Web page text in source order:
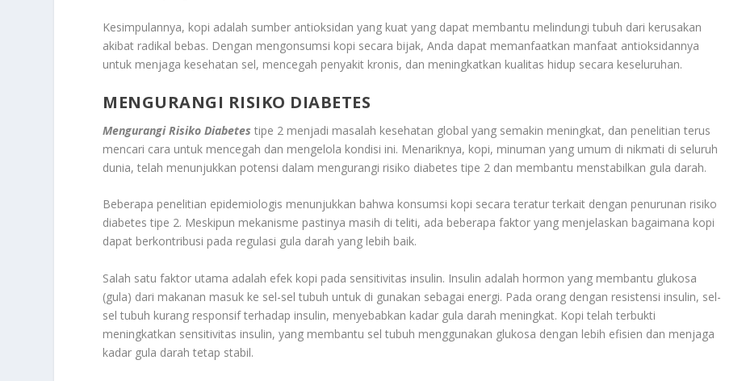
Kesimpulannya, kopi adalah sumber antioksidan yang kuat yang dapat membantu melindungi tubuh dari kerusakan
akibat radikal bebas. Dengan mengonsumsi kopi secara bijak, Anda dapat memanfaatkan manfaat antioksidannya
untuk menjaga kesehatan sel, mencegah penyakit kronis, dan meningkatkan kualitas hidup secara keseluruhan.
MENGURANGI RISIKO DIABETES
Mengurangi Risiko Diabetes tipe 2 menjadi masalah kesehatan global yang semakin meningkat, dan penelitian terus
mencari cara untuk mencegah dan mengelola kondisi ini. Menariknya, kopi, minuman yang umum di nikmati di seluruh
dunia, telah menunjukkan potensi dalam mengurangi risiko diabetes tipe 2 dan membantu menstabilkan gula darah.
Beberapa penelitian epidemiologis menunjukkan bahwa konsumsi kopi secara teratur terkait dengan penurunan risiko
diabetes tipe 2. Meskipun mekanisme pastinya masih di teliti, ada beberapa faktor yang menjelaskan bagaimana kopi
dapat berkontribusi pada regulasi gula darah yang lebih baik.
Salah satu faktor utama adalah efek kopi pada sensitivitas insulin. Insulin adalah hormon yang membantu glukosa
(gula) dari makanan masuk ke sel-sel tubuh untuk di gunakan sebagai energi. Pada orang dengan resistensi insulin, sel-
sel tubuh kurang responsif terhadap insulin, menyebabkan kadar gula darah meningkat. Kopi telah terbukti
meningkatkan sensitivitas insulin, yang membantu sel tubuh menggunakan glukosa dengan lebih efisien dan menjaga
kadar gula darah tetap stabil.